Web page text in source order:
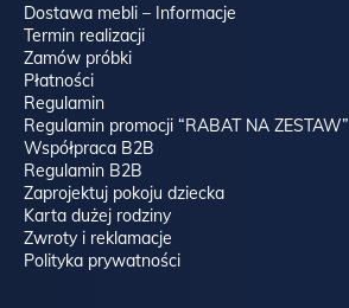
Dostawa mebli – Informacje
Termin realizacji
Zamów próbki
Płatności
Regulamin
Regulamin promocji “RABAT NA ZESTAW”
Współpraca B2B
Regulamin B2B
Zaprojektuj pokoju dziecka
Karta dużej rodziny
Zwroty i reklamacje
Polityka prywatności